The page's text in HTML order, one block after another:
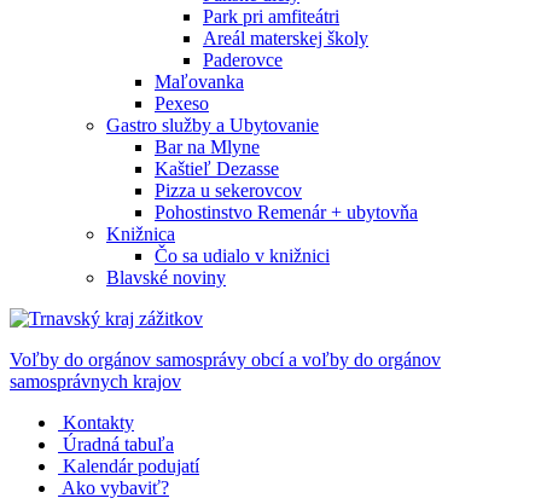
Park pri amfiteátri
Areál materskej školy
Paderovce
Maľovanka
Pexeso
Gastro služby a Ubytovanie
Bar na Mlyne
Kaštieľ Dezasse
Pizza u sekerovcov
Pohostinstvo Remenár + ubytovňa
Knižnica
Čo sa udialo v knižnici
Blavské noviny
Voľby do orgánov samosprávy obcí a voľby do orgánov
samosprávnych krajov
Kontakty
Úradná tabuľa
Kalendár podujatí
Ako vybaviť?